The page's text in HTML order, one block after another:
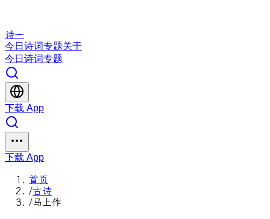
诗一
今日 诗词专题关于
今日 诗词专题
下载 App
下载 App
首页
/古诗
/马上作